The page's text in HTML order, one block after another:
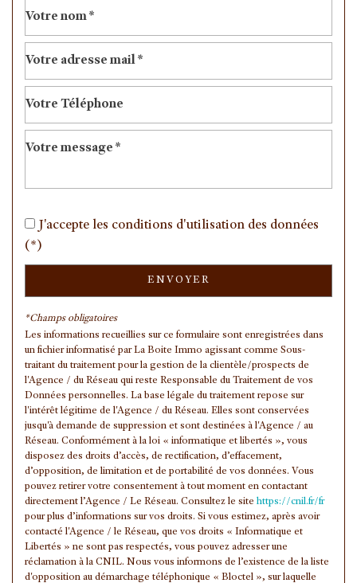
Bureau de poste
statistiques
Nombre d'habitants 21 104
Habitants de moins de 25 ans
Habitants de plus de 55 ans
Nombre d'enfants par famille
Familles sans enfant 46,29 %
Familles avec 1 ou 2 enfants
Maisons
Appartements 83,10 %
Familles avec 3 enfants 6,39 %
J'accepte les conditions d'utilisation des données
(*)
ENVOYER
*Champs obligatoires
Les informations recueillies sur ce formulaire sont enregistrées dans
un fichier informatisé par La Boite Immo agissant comme Sous-
traitant du traitement pour la gestion de la clientèle/prospects de
l'Agence / du Réseau qui reste Responsable du Traitement de vos
Données personnelles. La base légale du traitement repose sur
l'intérêt légitime de l'Agence / du Réseau. Elles sont conservées
jusqu'à demande de suppression et sont destinées à l'Agence / au
Réseau. Conformément à la loi « informatique et libertés », vous
disposez des droits d’accès, de rectification, d’effacement,
d’opposition, de limitation et de portabilité de vos données. Vous
pouvez retirer votre consentement à tout moment en contactant
directement l’Agence / Le Réseau. Consultez le site https://cnil.fr/fr
pour plus d’informations sur vos droits. Si vous estimez, après avoir
contacté l'Agence / le Réseau, que vos droits « Informatique et
Libertés » ne sont pas respectés, vous pouvez adresser une
réclamation à la CNIL. Nous vous informons de l’existence de la liste
d'opposition au démarchage téléphonique « Bloctel », sur laquelle